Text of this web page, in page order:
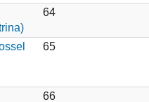
64
65
66